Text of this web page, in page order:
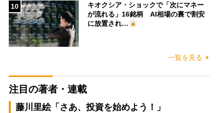
10
キオクシア・ショックで「次にマネー
が流れる」16銘柄 AI相場の裏で割安
に放置され…
一覧を見る
注目の著者・連載
藤川里絵「さあ、投資を始めよう！」